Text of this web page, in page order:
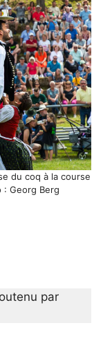
du coq à la course
Georg Berg
par